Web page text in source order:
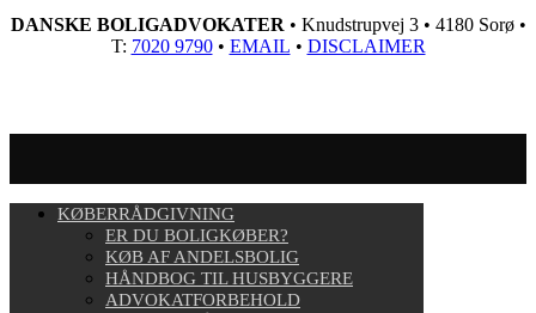
DANSKE BOLIGADVOKATER • Knudstrupvej 3 • 4180 Sorø •
T: 7020 9790• EMAIL • DISCLAIMER
KØBERRÅDGIVNING
ER DU BOLIGKØBER?
KØB AF ANDELSBOLIG
HÅNDBOG TIL HUSBYGGERE
ADVOKATFORBEHOLD